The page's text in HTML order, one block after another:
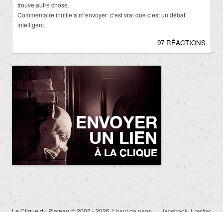
trouve autre chose.
Commentaire inutile à m’envoyer: c’est vrai que c’est un débat
intelligent.
97 RÉACTIONS